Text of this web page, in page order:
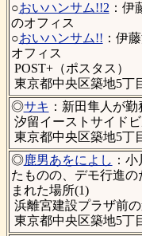
○おいハンサム!!2 ：伊
のオフィス
○おいハンサム!! ：伊
オフィス
POST+（ポスタス）
東京都中央区築地5丁
◎サキ ：新田隼人が
汐留イーストサイド
東京都中央区築地5丁
◎鹿男あをによし ：
たものの、デモ行進
まれた場所(1)
浜離宮建設プラザ前
東京都中央区築地5丁